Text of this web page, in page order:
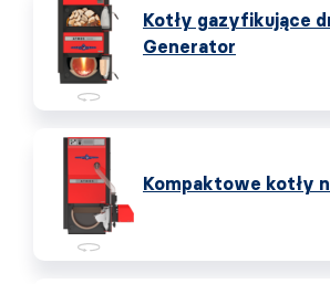
Kotły gazyfikujące
Generator
Kompaktowe kotły